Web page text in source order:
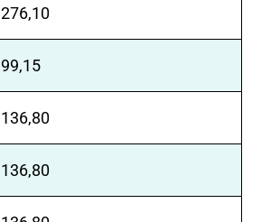
276,10
99,15
136,80
136,80